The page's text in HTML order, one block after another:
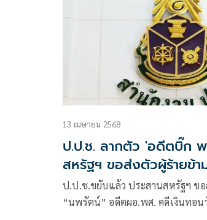
13 เมษายน 2568
ป.ป.ช. ลากตัว 'อดีตบิ๊ก พ
สหรัฐฯ ขอส่งตัวผู้ร้ายข้า
ป.ป.ช.ขยับแล้ว ประสานสหรัฐฯ ข
“นพรัตน์” อดีตผอ.พศ. คดีเงินทอน